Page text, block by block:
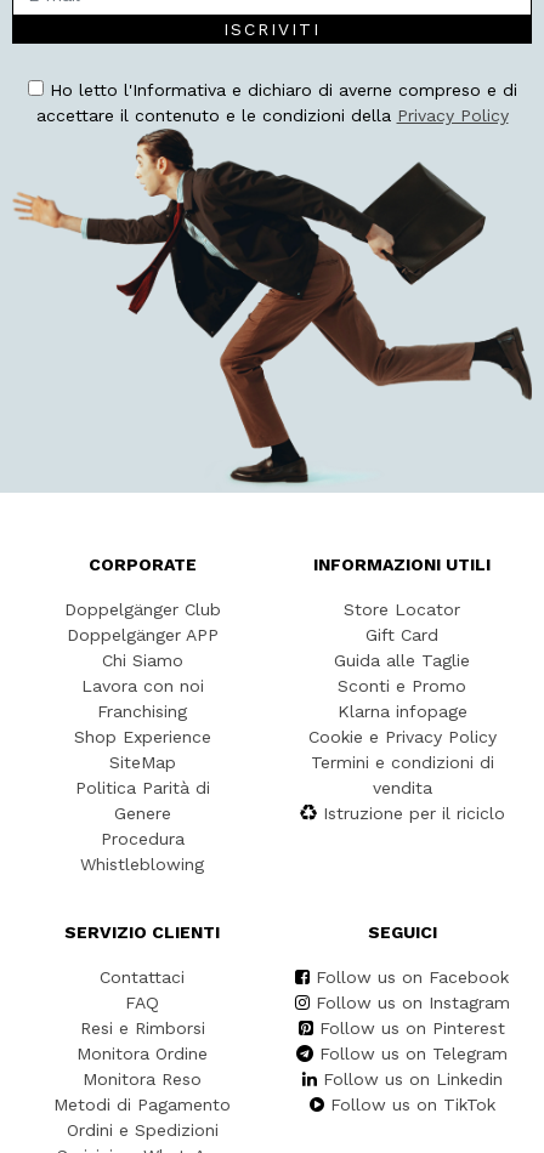
ISCRIVITI
Ho letto l'Informativa e dichiaro di averne compreso e di
accettare il contenuto e le condizioni della Privacy Policy
CORPORATE
Doppelgänger Club
Doppelgänger APP
Chi Siamo
Lavora con noi
Franchising
Shop Experience
SiteMap
Politica Parità di
Genere
Procedura
Whistleblowing
INFORMAZIONI UTILI
Store Locator
Gift Card
Guida alle Taglie
Sconti e Promo
Klarna infopage
Cookie e Privacy Policy
Termini e condizioni di
vendita
Istruzione per il riciclo
SERVIZIO CLIENTI
Contattaci
FAQ
Resi e Rimborsi
Monitora Ordine
Monitora Reso
Metodi di Pagamento
Ordini e Spedizioni
SEGUICI
Follow us on Facebook
Follow us on Instagram
Follow us on Pinterest
Follow us on Telegram
Follow us on Linkedin
Follow us on TikTok